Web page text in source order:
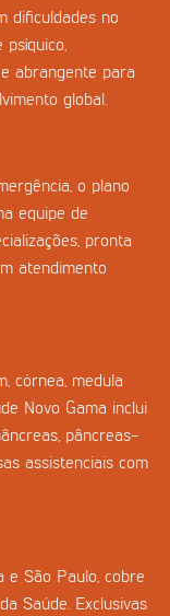
dificuldades no
psíquico,
abrangente para
global.
o plano
equipe de
pronta
atendimento
córnea, medula
Novo Gama inclui
pâncreas-
assistenciais com
e São Paulo, cobre
Saúde. Exclusivas